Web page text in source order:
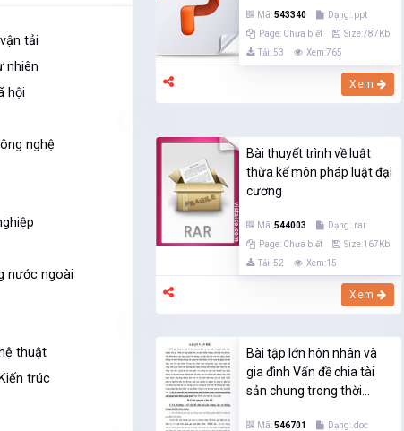
tải
nhiên
hội
nghệ
nước ngoài
thuật
trúc
Mã:543340
Dạng:.ppt
Page: Chưa biết
Size:787Kb
Tải: 53
Xem:765
Xem
Bài thuyết trình về luật
thừa kế môn pháp luật đại
cương
Mã:544003
Dạng:.rar
Page: Chưa biết
Size:167Kb
Tải: 52
Xem:15
Xem
Bài tập lớn hôn nhân và
gia đình Vấn đề chia tài
sản chung trong thời...
Mã:546701
Dạng:.doc